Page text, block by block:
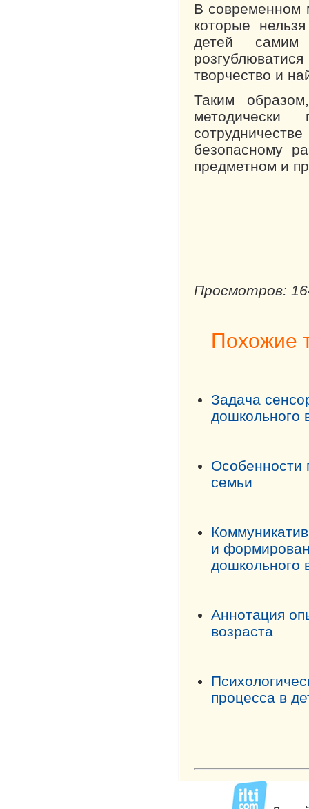
В современном
которые
детей
творчество и
Таким
безопасному
предметном и
Просмотров:
Похожие
Задача
дошкольного
Особенности
семьи
и
дошкольного
Аннотация
возраста
процесса в